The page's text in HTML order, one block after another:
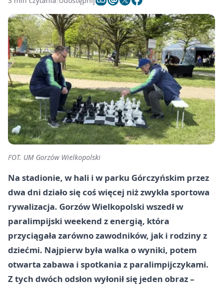
FOT. UM Gorzów Wielkopolski
Na stadionie, w hali i w parku Górczyńskim przez
dwa dni działo się coś więcej niż zwykła sportowa
rywalizacja. Gorzów Wielkopolski wszedł w
paralimpijski weekend z energią, która
przyciągała zarówno zawodników, jak i rodziny z
dziećmi. Najpierw była walka o wyniki, potem
otwarta zabawa i spotkania z paralimpijczykami.
Z tych dwóch odsłon wyłonił się jeden obraz –